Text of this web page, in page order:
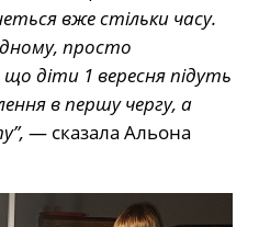
вже стільки часу.
просто
діти 1 вересня підуть
в першу чергу, а
— сказала Альона